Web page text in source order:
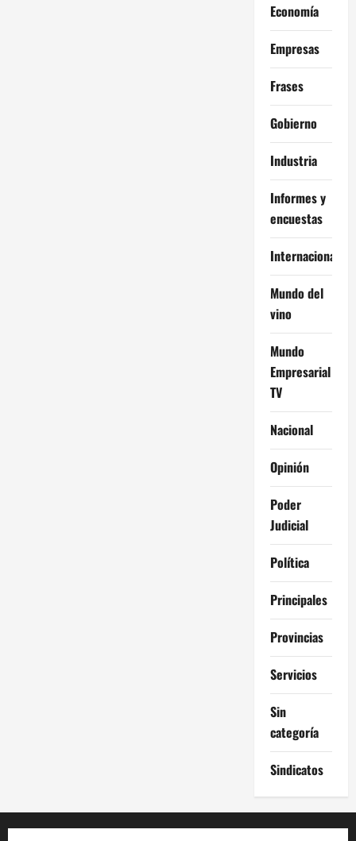
Economía
Empresas
Frases
Gobierno
Industria
Informes y
encuestas
Internacional
Mundo del
vino
Mundo
Empresarial
TV
Nacional
Opinión
Poder
Judicial
Política
Principales
Provincias
Servicios
Sin
categoría
Sindicatos